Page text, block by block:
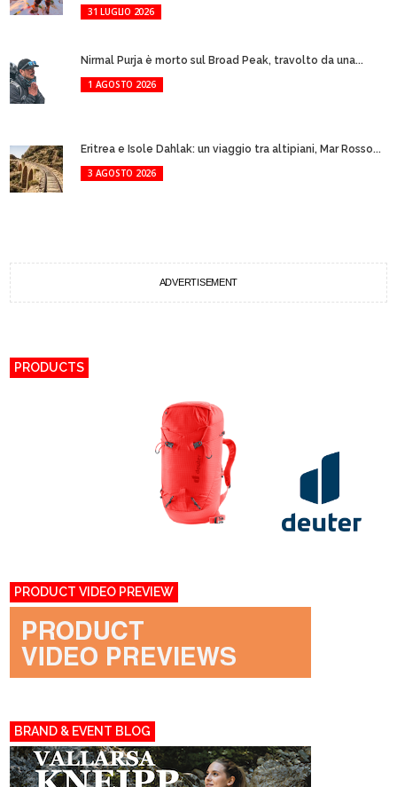
31 LUGLIO 2026
Nirmal Purja è morto sul Broad Peak, travolto da una...
1 AGOSTO 2026
Eritrea e Isole Dahlak: un viaggio tra altipiani, Mar Rosso...
3 AGOSTO 2026
ADVERTISEMENT
PRODUCTS
PRODUCT VIDEO PREVIEW
BRAND & EVENT BLOG